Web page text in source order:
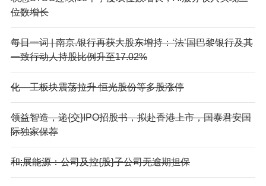
位数增长
每日一词 | 南京.银行再获大股东增持：‘法’国巴黎银行及其
一致行动人持股比例升至17.02%
化—工板块震荡拉升 恒光股份等多股涨停
领益智造，递{交}IPO招股书，拟赴香港上市，国泰君安国
际独家保荐
和;展能源：公司及控{股}子公司无逾期担保